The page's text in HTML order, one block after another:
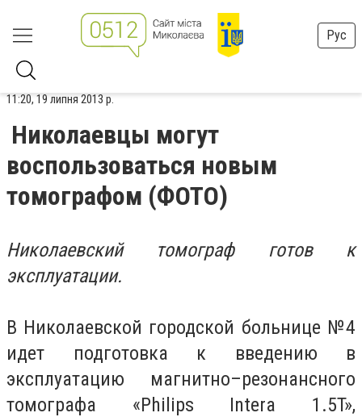
Рус
11:20, 19 липня 2013 р.
Николаевцы могут
воспользоваться новым
томографом (ФОТО)
Николаевский томограф готов к
эксплуатации.
В Николаевской городской больнице №4
идет подготовка к введению в
эксплуатацию магнитно–резонансного
томографа «Philips Intera 1.5T»,